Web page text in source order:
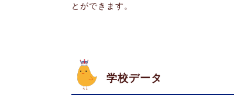
とができます。
学校データ